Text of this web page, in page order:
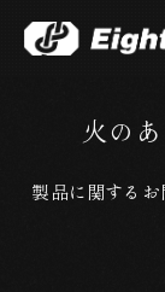
火の
製品に関する